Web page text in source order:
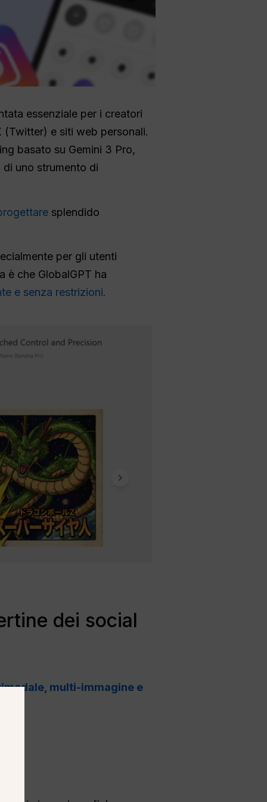
essenziale per i creatori
(Twitter) e siti web personali.
basato su Gemini 3 Pro,
uno strumento di
splendido
per gli utenti
è che GlobalGPT ha
e senza restrizioni.
dei social
multi-immagine e